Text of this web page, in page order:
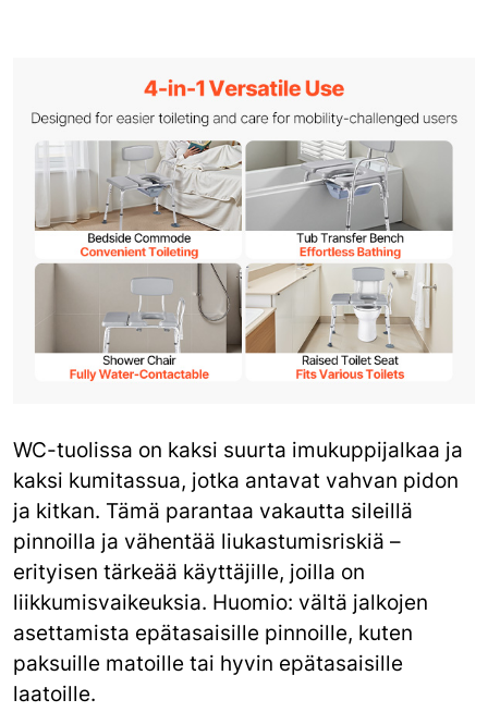
WC-tuolissa on kaksi suurta imukuppijalkaa ja
kaksi kumitassua, jotka antavat vahvan pidon
ja kitkan. Tämä parantaa vakautta sileillä
pinnoilla ja vähentää liukastumisriskiä –
erityisen tärkeää käyttäjille, joilla on
liikkumisvaikeuksia. Huomio: vältä jalkojen
asettamista epätasaisille pinnoille, kuten
paksuille matoille tai hyvin epätasaisille
laatoille.